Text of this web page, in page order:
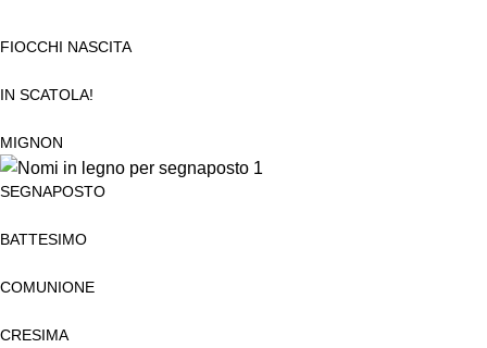
FIOCCHI NASCITA
IN SCATOLA!
MIGNON
SEGNAPOSTO
BATTESIMO
COMUNIONE
CRESIMA